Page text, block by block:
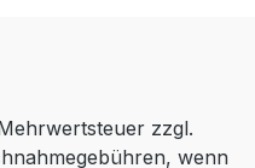
zzgl.
wenn